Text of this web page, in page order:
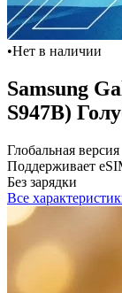
•Нет в наличии
Samsung
S947B)
Глобальная версия
Поддерживает
Без зарядки
Все